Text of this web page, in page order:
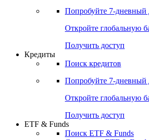
Поиск акций
Российские IPO/SPO
Попробуйте7-дневный
Откройте глобальную
Получить доступ
Поиск кредитов
Попробуйте7-дневный
Откройте глобальную